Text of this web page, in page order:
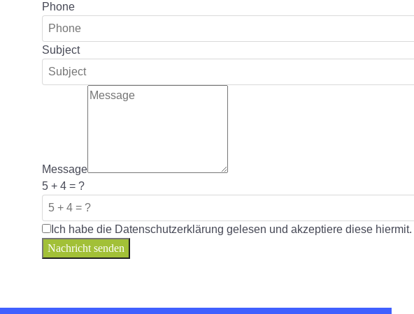
Phone
Subject
Message
5 + 4 = ?
Ich habe die Datenschutzerklärung gelesen und akzeptiere diese hiermit.
Nachricht senden